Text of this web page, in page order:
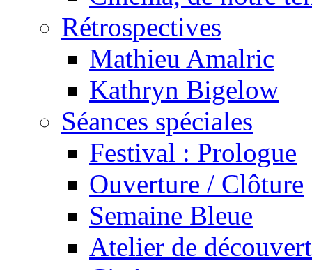
Rétrospectives
Mathieu Amalric
Kathryn Bigelow
Séances spéciales
Festival : Prologue
Ouverture / Clôture
Semaine Bleue
Atelier de